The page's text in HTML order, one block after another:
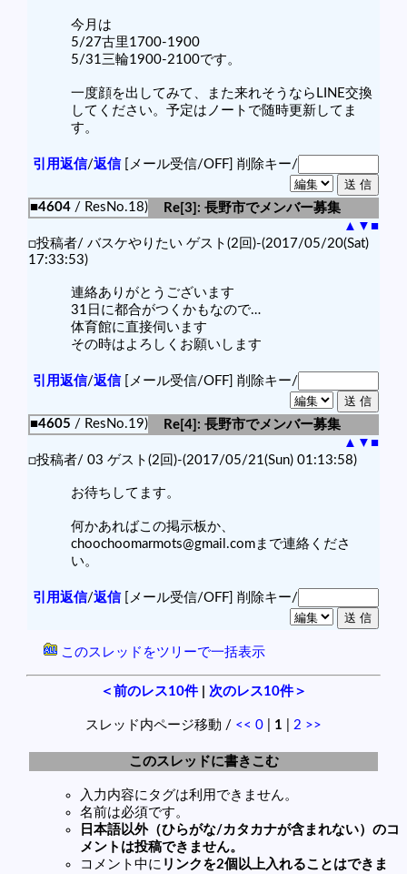
今月は
5/27古里1700-1900
5/31三輪1900-2100です。
一度顔を出してみて、また来れそうならLINE交換
してください。予定はノートで随時更新してま
す。
引用返信/返信[メール受信/OFF] 削除キー/
■4604 / ResNo.18)
Re[3]: 長野市でメンバー募集
▲ ▼ ■
□投稿者/ バスケやりたい ゲスト(2回)-(2017/05/20(Sat)
17:33:53)
連絡ありがとうございます
31日に都合がつくかもなので…
体育館に直接伺います
その時はよろしくお願いします
引用返信/返信[メール受信/OFF] 削除キー/
■4605 / ResNo.19)
Re[4]: 長野市でメンバー募集
▲ ▼ ■
□投稿者/ 03 ゲスト(2回)-(2017/05/21(Sun) 01:13:58)
お待ちしてます。
何かあればこの掲示板か、
choochoomarmots@gmail.comまで連絡くださ
い。
引用返信/返信[メール受信/OFF] 削除キー/
このスレッドをツリーで一括表示
＜前のレス10件 次のレス10件＞
スレッド内ページ移動 / << 0 1 2 >>
このスレッドに書きこむ
入力内容にタグは利用できません。
名前は必須です。
日本語以外（ひらがな/カタカナが含まれない）のコ
メントは投稿できません。
コメント中に リンクを2個以上入れることはできま